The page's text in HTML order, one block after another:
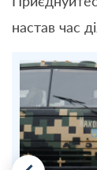
настав час